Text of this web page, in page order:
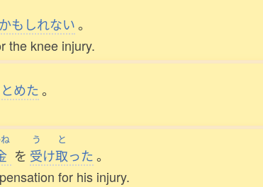
かもしれない。
the knee injury.
めた。
を
う
受け
と
取った。
for his injury.